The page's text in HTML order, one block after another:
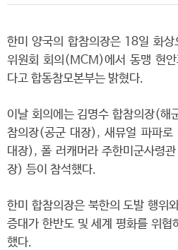
한미 양국의 합참의장은 18일 화
위원회 회의(MCM)에서 동맹 현
다고 합동참모본부는 밝혔다.
이날 회의에는 김명수 합참의장(해
참의장(공군 대장), 새뮤얼 파파로
대장), 폴 러캐머라 주한미군사령
장) 등이 참석했다.
한미 합참의장은 북한의 도발 행위
증대가 한반도 및 세계 평화를 위협
했다.